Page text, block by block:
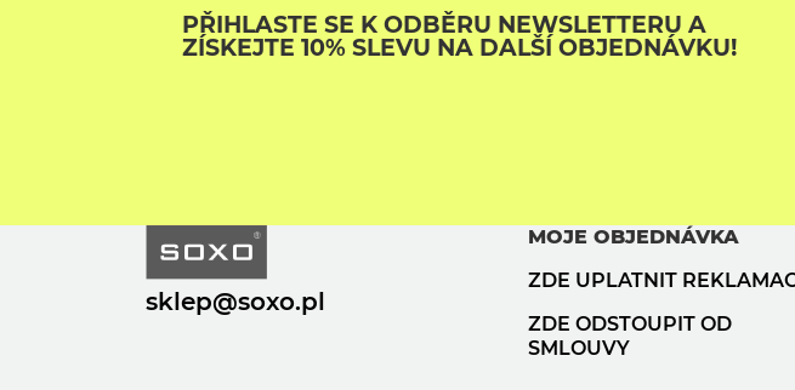
PŘIHLASTE SE K ODBĚRU NEWSLETTERU A
ZÍSKEJTE 10% SLEVU NA DALŠÍ OBJEDNÁVKU!
sklep@soxo.pl
MOJE OBJEDNÁVKA
ZDE UPLATNIT
ZDE ODSTOUPIT OD
SMLOUVY